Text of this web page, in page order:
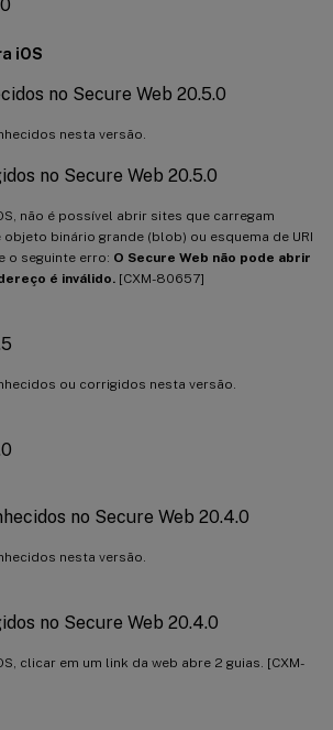
iOS
no Secure Web 20.5.0
nesta versão.
no Secure Web 20.5.0
não é possível abrir sites que carregam
binário grande (blob) ou esquema de URI
o seguinte erro: O Secure Web não pode abrir
é inválido. [CXM-80657]
ou corrigidos nesta versão.
no Secure Web 20.4.0
nesta versão.
no Secure Web 20.4.0
clicar em um link da web abre 2 guias. [CXM-